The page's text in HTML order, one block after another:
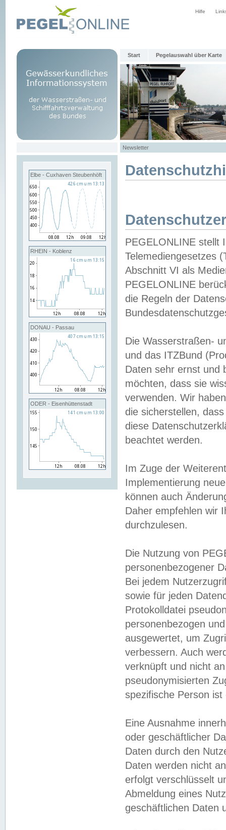
Hilfe
Start Pegelauswahl über Karte
Newsletter
Elbe - Cuxhaven Steubenhöft
RHEIN - Koblenz
DONAU - Passau
ODER - Eisenhüttenstadt
PEGELONLINE stellt
Telemediengesetzes
Abschnitt VI als
PEGELONLINE
die Regeln der
Die Wasserstraßen-
und das ITZBund
Daten sehr ernst und
möchten, dass sie
verwenden. Wir
die sicherstellen,
diese
beachtet werden.
Im Zuge der
Implementierung
können auch
Daher empfehlen wir
durchzulesen.
Die Nutzung von
personenbezogener
Bei jedem
sowie für jeden
Protokolldatei
personenbezogen
ausgewertet, um
verbessern. Auch
verknüpft und nicht
pseudonymisierten
spezifische Person
Eine Ausnahme
oder geschäftlicher
Daten durch den
Daten werden nicht
erfolgt verschlüsselt
Abmeldung eines
geschäftlichen Daten